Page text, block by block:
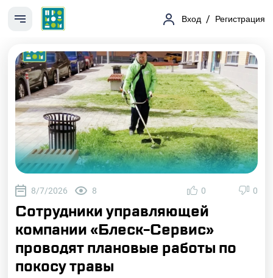
Вход / Регистрация
Сотрудники управляющей
компании «Блеск-Сервис»
проводят плановые работы по
покосу травы
8/7/2026 8 0 0